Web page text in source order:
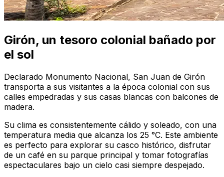
Girón, un tesoro colonial bañado por
el sol
Declarado Monumento Nacional, San Juan de Girón
transporta a sus visitantes a la época colonial con sus
calles empedradas y sus casas blancas con balcones de
madera.
Su clima es consistentemente cálido y soleado, con una
temperatura media que alcanza los 25 °C. Este ambiente
es perfecto para explorar su casco histórico, disfrutar
de un café en su parque principal y tomar fotografías
espectaculares bajo un cielo casi siempre despejado.